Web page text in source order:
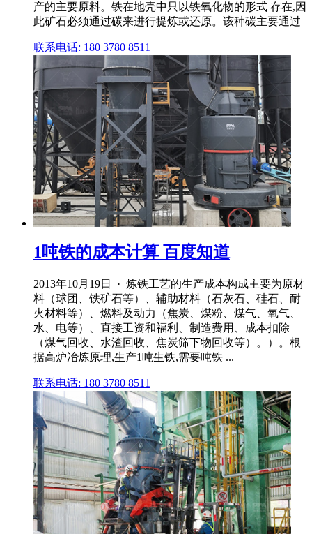
产的主要原料。铁在地壳中只以铁氧化物的形式 存在,因
此矿石必须通过碳来进行提炼或还原。该种碳主要通过
联系电话: 180 3780 8511
1吨铁的成本计算 百度知道
2013年10月19日 · 炼铁工艺的生产成本构成主要为原材
料（球团、铁矿石等）、辅助材料（石灰石、硅石、耐
火材料等）、燃料及动力（焦炭、煤粉、煤气、氧气、
水、电等）、直接工资和福利、制造费用、成本扣除
（煤气回收、水渣回收、焦炭筛下物回收等）。）。根
据高炉冶炼原理,生产1吨生铁,需要吨铁 ...
联系电话: 180 3780 8511